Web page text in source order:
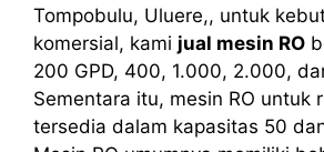
Tompobulu, Uluere,, untuk
komersial, kami jual mesin RO
200 GPD, 400, 1.000, 2.000,
Sementara itu, mesin RO untuk
tersedia dalam kapasitas 50